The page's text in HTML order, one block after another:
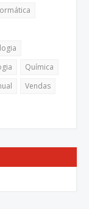
Química
Vendas